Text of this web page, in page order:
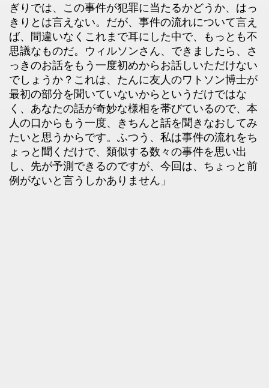
ぎりでは、この事件が犯罪に当たるかどうか、はっ
きりとは言えない。だが、事件の流れについて言え
ば、間違いなくこれまで耳にした中で、もっとも不
思議なものだ。ウィルソンさん、できましたら、さ
っきのお話をもう一度初めからお話しいただけない
でしょうか？これは、たんに友人のワトソン博士が
最初の部分を聞いていないからというだけではな
く、あなたの話が奇妙な様相を帯びているので、本
人の口からもう一度、きちんと話を聞きなおしてみ
たいと思うからです。ふつう、私は事件の流れをち
ょっと聞くだけで、類似する数々の事件を思い出
し、先が予測できるのですが、今回は、ちょっと前
例がないと言うしかありません」